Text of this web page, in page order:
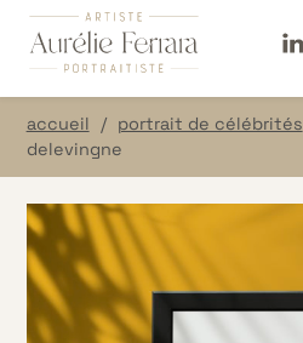
accueil portrait de célébrités
delevingne